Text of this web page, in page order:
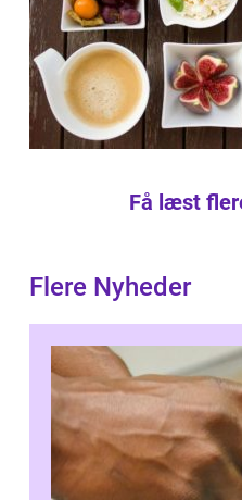
Få læst
Flere Nyheder